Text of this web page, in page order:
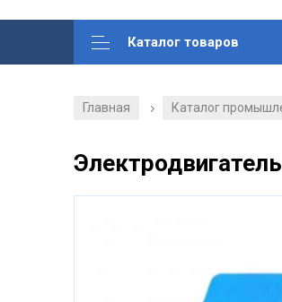
Каталог товаров
Главная / Каталог